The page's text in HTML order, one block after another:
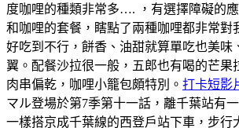
度咖哩的種類非常多…. ，有選擇障礙的
和咖哩的套餐，瞎點了兩種咖哩都非常對
好吃到不行，餅香、油甜就算單吃也美味
翼。配餐沙拉很一般，五郎也有喝的芒果
肉串偏乾，咖哩小籠包頗特別。 打卡短影
マル登場於第7季第十一話，離千葉站有
一樣搭京成千葉線的西登戶站下車，步行